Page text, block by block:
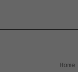
de
Home